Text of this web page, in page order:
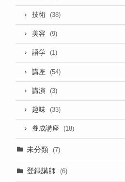
技術 (38)
美容 (9)
語学 (1)
講座 (54)
講演 (3)
趣味 (33)
養成講座 (18)
未分類 (7)
登録講師 (6)